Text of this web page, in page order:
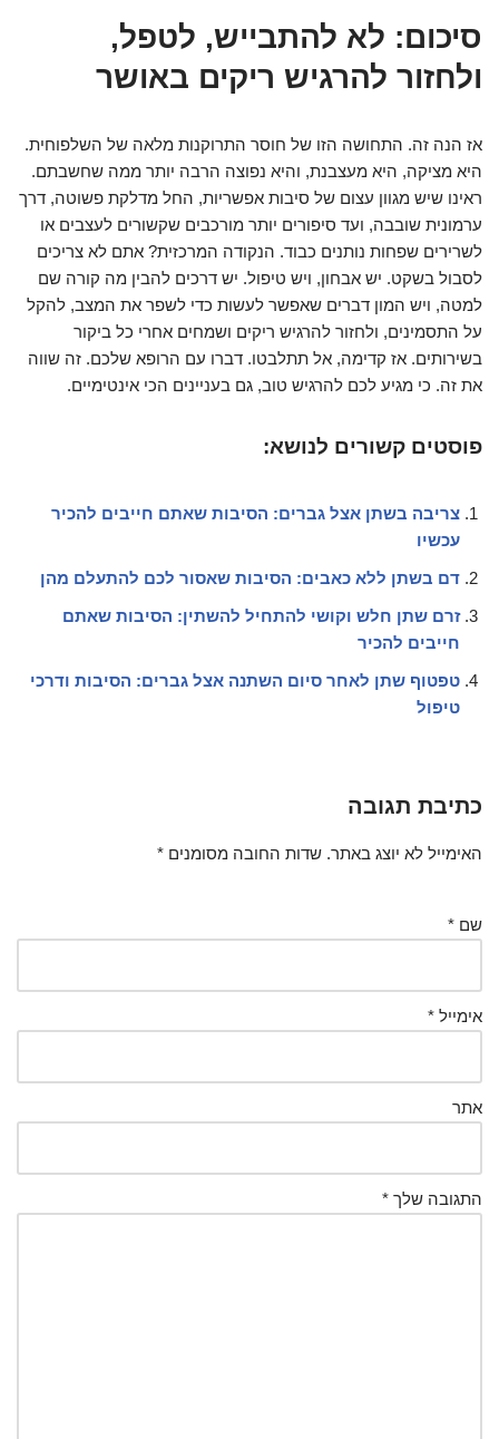
סיכום: לא להתבייש, לטפל,
ולחזור להרגיש ריקים באושר
אז הנה זה. התחושה הזו של חוסר התרוקנות מלאה של השלפוחית.
היא מציקה, היא מעצבנת, והיא נפוצה הרבה יותר ממה שחשבתם.
ראינו שיש מגוון עצום של סיבות אפשריות, החל מדלקת פשוטה, דרך
ערמונית שובבה, ועד סיפורים יותר מורכבים שקשורים לעצבים או
לשרירים שפחות נותנים כבוד. הנקודה המרכזית? אתם לא צריכים
לסבול בשקט. יש אבחון, ויש טיפול. יש דרכים להבין מה קורה שם
למטה, ויש המון דברים שאפשר לעשות כדי לשפר את המצב, להקל
על התסמינים, ולחזור להרגיש ריקים ושמחים אחרי כל ביקור
בשירותים. אז קדימה, אל תתלבטו. דברו עם הרופא שלכם. זה שווה
את זה. כי מגיע לכם להרגיש טוב, גם בעניינים הכי אינטימיים.
פוסטים קשורים לנושא:
צריבה בשתן אצל גברים: הסיבות שאתם חייבים להכיר
עכשיו
דם בשתן ללא כאבים: הסיבות שאסור לכם להתעלם מהן
זרם שתן חלש וקושי להתחיל להשתין: הסיבות שאתם
חייבים להכיר
טפטוף שתן לאחר סיום השתנה אצל גברים: הסיבות ודרכי
טיפול
כתיבת תגובה
האימייל לא יוצג באתר. שדות החובה מסומנים *
שם *
אימייל *
אתר
התגובה שלך *